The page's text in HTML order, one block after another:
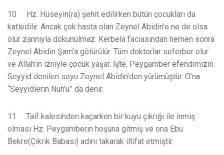
10 Hz. Hüseyin(ra) şehit edilirken bütün çocukları da
katledilir. Ancak çok hasta olan Zeynel Abidin’e ne de olsa
ölür zannıyla dokunulmaz. Kerbela faciasından hemen sonra
Zeynel Abidin Şam’a götürülür. Tüm doktorlar seferber olur
ve Allah’ın izniyle çocuk yaşar. İşte, Peygamber efendimizin
Seyyid denilen soyu Zeynel Abidin’den yürümüştür. O’na
“Seyyidlerin Nuh’u” da denir.
11 .Taif kalesinden kaçarken bir kuyu çıkrığı ile inmiş
olması Hz. Peygamberin hoşuna gitmiş ve ona Ebu
Bekre(Çıkrık Babası) adını takarak iltifat etmiştir.